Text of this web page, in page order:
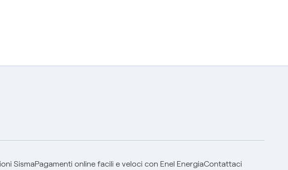
SismaPagamenti online facili e veloci con Enel EnergiaContattaci